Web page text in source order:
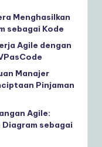
Menghasilkan
sebagai Kode
Agile dengan
Manajer
Pinjaman
Agile:
sebagai